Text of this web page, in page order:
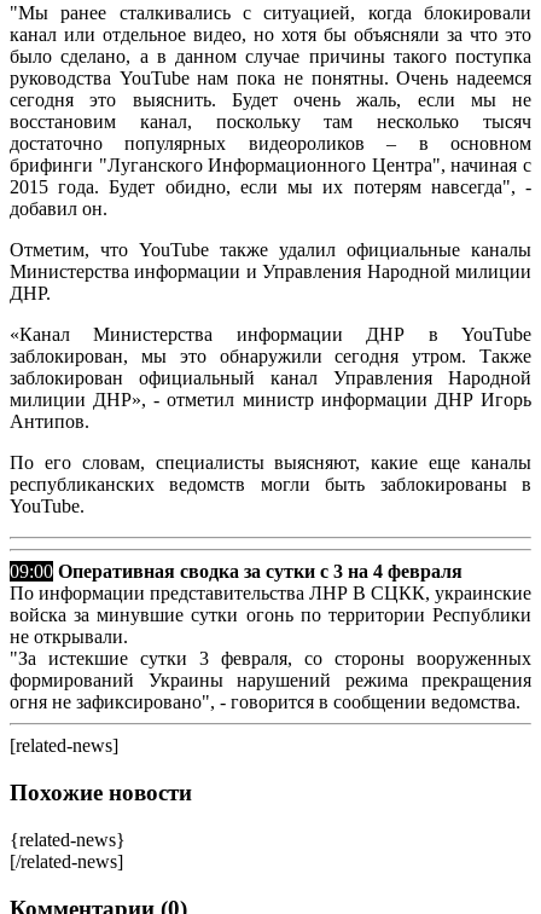
"Мы ранее сталкивались с ситуацией, когда блокировали
канал или отдельное видео, но хотя бы объясняли за что это
было сделано, а в данном случае причины такого поступка
руководства YouTube нам пока не понятны. Очень надеемся
сегодня это выяснить. Будет очень жаль, если мы не
восстановим канал, поскольку там несколько тысяч
достаточно популярных видеороликов – в основном
брифинги "Луганского Информационного Центра", начиная с
2015 года. Будет обидно, если мы их потерям навсегда", -
добавил он.
Отметим, что YouTube также удалил официальные каналы
Министерства информации и Управления Народной милиции
ДНР.
«Канал Министерства информации ДНР в YouTube
заблокирован, мы это обнаружили сегодня утром. Также
заблокирован официальный канал Управления Народной
милиции ДНР», - отметил министр информации ДНР Игорь
Антипов.
По его словам, специалисты выясняют, какие еще каналы
республиканских ведомств могли быть заблокированы в
YouTube.
09:00 Оперативная сводка за сутки с 3 на 4 февраля
По информации представительства ЛНР В СЦКК, украинские
войска за минувшие сутки огонь по территории Республики
не открывали.
"За истекшие сутки 3 февраля, со стороны вооруженных
формирований Украины нарушений режима прекращения
огня не зафиксировано", - говорится в сообщении ведомства.
[related-news]
Похожие новости
{related-news}
[/related-news]
Комментарии (0)